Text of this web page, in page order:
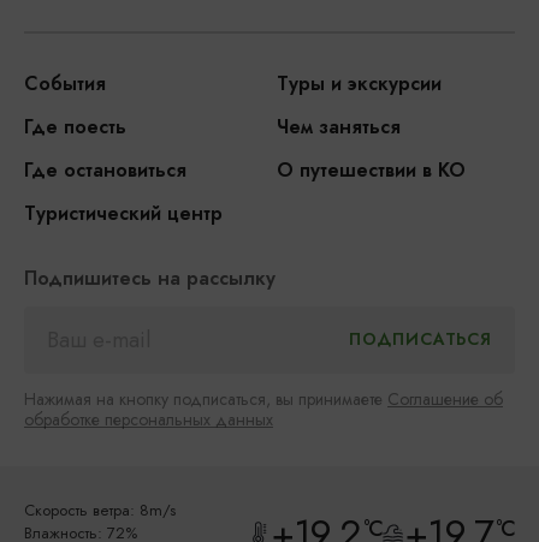
События
Туры и экскурсии
Где поесть
Чем заняться
Где остановиться
О путешествии в КО
Туристический центр
Подпишитесь на рассылку
Нажимая на кнопку подписаться, вы принимаете Соглашение об
обработке персональных данных
Скорость ветра: 8m/s
Влажность: 72%
°C °C